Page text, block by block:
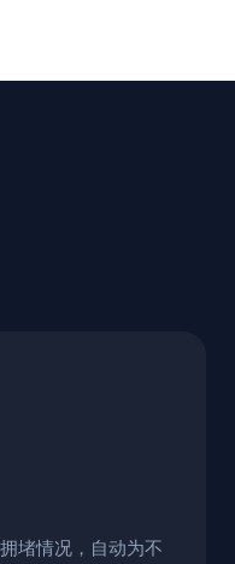
堵情况，自动为不